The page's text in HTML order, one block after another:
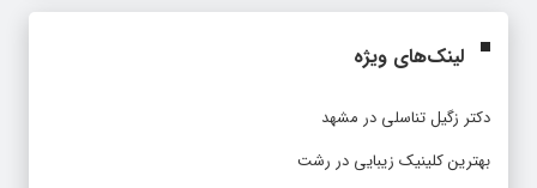
لینک‌های ویژه
دکتر زگیل تناسلی در مشهد
بهترین کلینیک زیبایی در رشت